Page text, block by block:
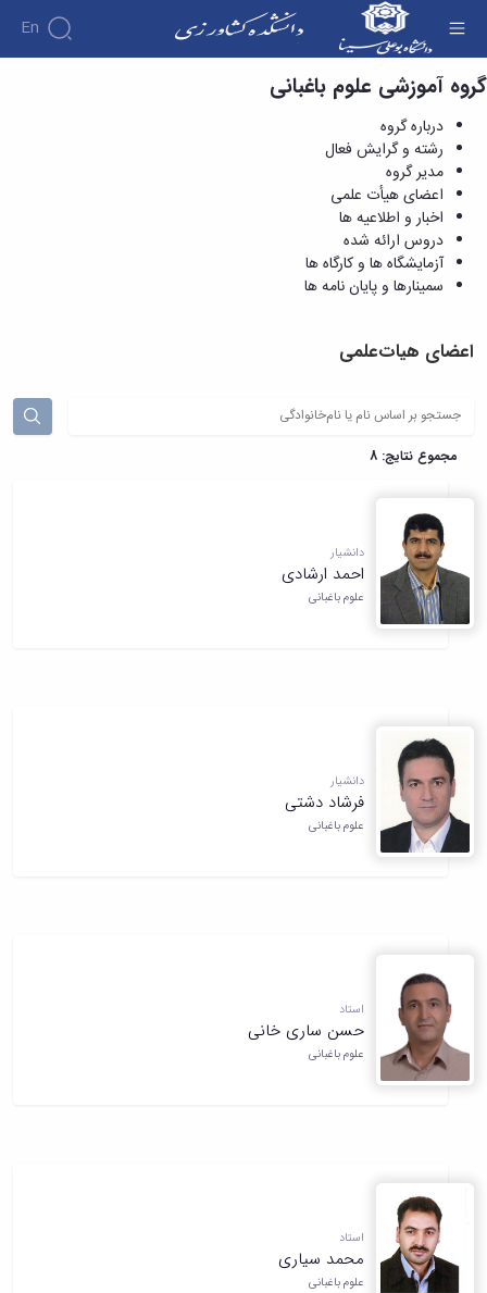
En
اعضای هیأت علمی - دانشکده کشاورزی
گروه آموزشی علوم باغبانی
درباره گروه
رشته و گرایش فعال
مدیر گروه
اعضای هیأت علمی
اخبار و اطلاعیه ها
دروس ارائه شده
آزمایشگاه ها و کارگاه ها
سمینارها و پایان نامه ها
اعضای هیات‌علمی
مجموع نتایج: 8
دانشیار
احمد ارشادی
علوم باغبانی
دانشیار
فرشاد دشتی
علوم باغبانی
استاد
حسن ساری خانی
علوم باغبانی
استاد
محمد سیاری
علوم باغبانی